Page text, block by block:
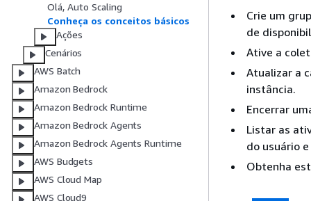
Olá, Auto Scaling
Conheça os conceitos básicos
Ações
Cenários
AWS Batch
Amazon Bedrock
Amazon Bedrock Runtime
Amazon Bedrock Agents
Amazon Bedrock Agents Runtime
AWS Budgets
AWS Cloud Map
AWS Cloud9
Crie um
de
Ative a
Atualizar a
instância.
Encerrar
Listar as
do usuário
Obtenha